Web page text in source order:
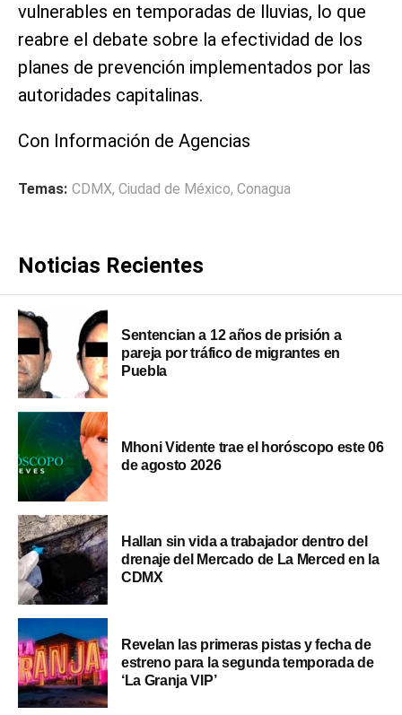
vulnerables en temporadas de lluvias, lo que
reabre el debate sobre la efectividad de los
planes de prevención implementados por las
autoridades capitalinas.
Con Información de Agencias
Temas: CDMX, Ciudad de México, Conagua
Noticias Recientes
Sentencian a 12 años de prisión a
pareja por tráfico de migrantes en
Puebla
Mhoni Vidente trae el horóscopo este 06
de agosto 2026
Hallan sin vida a trabajador dentro del
drenaje del Mercado de La Merced en la
CDMX
Revelan las primeras pistas y fecha de
estreno para la segunda temporada de
‘La Granja VIP’